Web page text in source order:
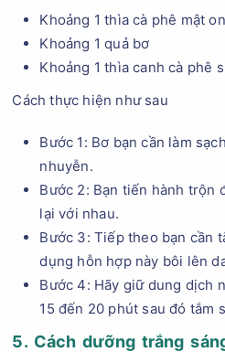
Khoảng 1 thìa cà phê mật
Khoảng 1 quả bơ
Khoảng 1 thìa canh cà phê
Cách thực hiện như sau
Bước 1: Bơ bạn cần làm
nhuyễn.
Bước 2: Bạn tiến hành trộn
lại với nhau.
Bước 3: Tiếp theo bạn cần
dụng hỗn hợp này bôi lên
Bước 4: Hãy giữ dung dịch
15 đến 20 phút sau đó tắm
5. Cách dưỡng trắng